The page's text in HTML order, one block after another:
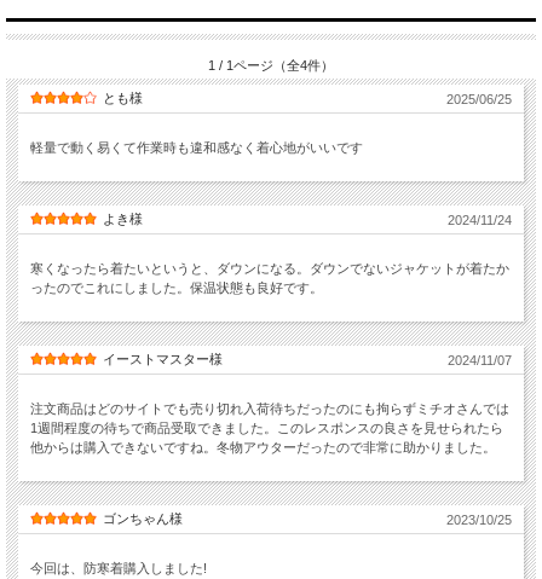
1 / 1ページ（全4件）
とも様 2025/06/25
軽量で動く易くて作業時も違和感なく着心地がいいです
よき様 2024/11/24
寒くなったら着たいというと、ダウンになる。ダウンでないジャケットが着たか
ったのでこれにしました。保温状態も良好です。
イーストマスター様 2024/11/07
注文商品はどのサイトでも売り切れ入荷待ちだったのにも拘らずミチオさんでは
1週間程度の待ちで商品受取できました。このレスポンスの良さを見せられたら
他からは購入できないですね。冬物アウターだったので非常に助かりました。
ゴンちゃん様 2023/10/25
今回は、防寒着購入しました!